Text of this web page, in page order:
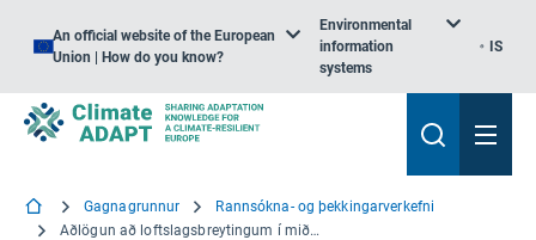
An official website of the European
Union | How do you know?
Environmental
information
systems
IS
Gagnagrunnur
Rannsókna- og þekkingarverkefni
Aðlögun að loftslagsbreytingum í miðju fjalllendis